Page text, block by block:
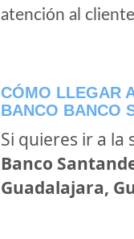
atención al cliente
CÓMO LLEGAR
BANCO BANCO
Si quieres ir a la
Banco
Guadalajara,